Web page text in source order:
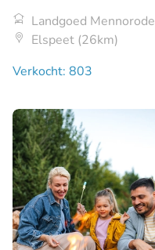
Landgoed Mennorode
Elspeet (26km)
Verkocht: 803